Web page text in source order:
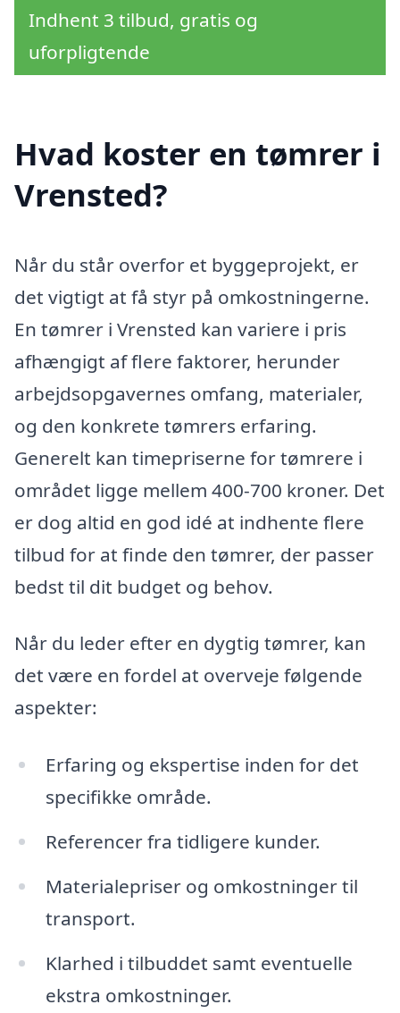
Indhent 3 tilbud, gratis og
uforpligtende
Hvad koster en tømrer i
Vrensted?
Når du står overfor et byggeprojekt, er
det vigtigt at få styr på omkostningerne.
En tømrer i Vrensted kan variere i pris
afhængigt af flere faktorer, herunder
arbejdsopgavernes omfang, materialer,
og den konkrete tømrers erfaring.
Generelt kan timepriserne for tømrere i
området ligge mellem 400-700 kroner. Det
er dog altid en god idé at indhente flere
tilbud for at finde den tømrer, der passer
bedst til dit budget og behov.
Når du leder efter en dygtig tømrer, kan
det være en fordel at overveje følgende
aspekter:
Erfaring og ekspertise inden for det
specifikke område.
Referencer fra tidligere kunder.
Materialepriser og omkostninger til
transport.
Klarhed i tilbuddet samt eventuelle
ekstra omkostninger.